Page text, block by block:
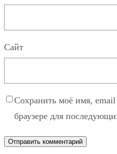
Сайт
Сохранить моё имя, email
браузере для